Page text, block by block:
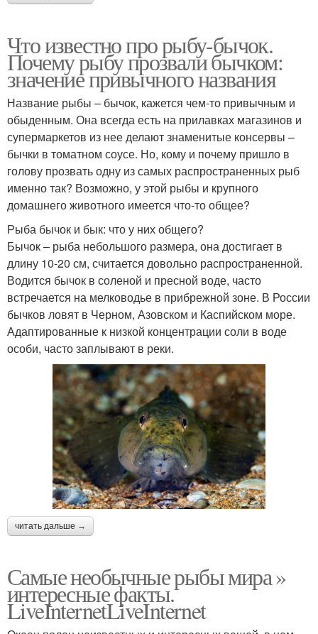
Что известно про рыбу-бычок.
Почему рыбу прозвали бычком:
значение привычного названия
Название рыбы – бычок, кажется чем-то привычным и
обыденным. Она всегда есть на прилавках магазинов и
супермаркетов из нее делают знаменитые консервы –
бычки в томатном соусе. Но, кому и почему пришло в
голову прозвать одну из самых распространенных рыб
именно так? Возможно, у этой рыбы и крупного
домашнего животного имеется что-то общее?
Рыба бычок и бык: что у них общего?
Бычок – рыба небольшого размера, она достигает в
длину 10-20 см, считается довольно распространенной.
Водится бычок в соленой и пресной воде, часто
встречается на мелководье в прибрежной зоне. В России
бычков ловят в Черном, Азовском и Каспийском море.
Адаптированные к низкой концентрации соли в воде
особи, часто заплывают в реки.
читать дальше →
Самые необычные рыбы мира »
интересные факты.
LiveInternetLiveInternet